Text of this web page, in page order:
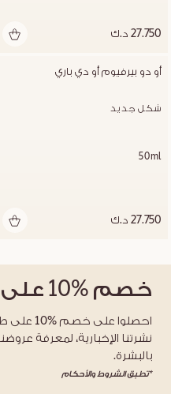
27.750 د.ك
أو دو بيرفيوم أو دي باري
شكل جديد
50ml
27.750 د.ك
خصم %10
احصلوا
نشرتنا الإخبارية، لمعرفة
بالبشرة.
*تطبق الشروط والأحكام